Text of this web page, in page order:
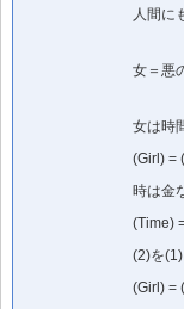
人間に
女＝悪
女は時
(Girl) =
時は金
(Time)
(2)を
(Girl) =